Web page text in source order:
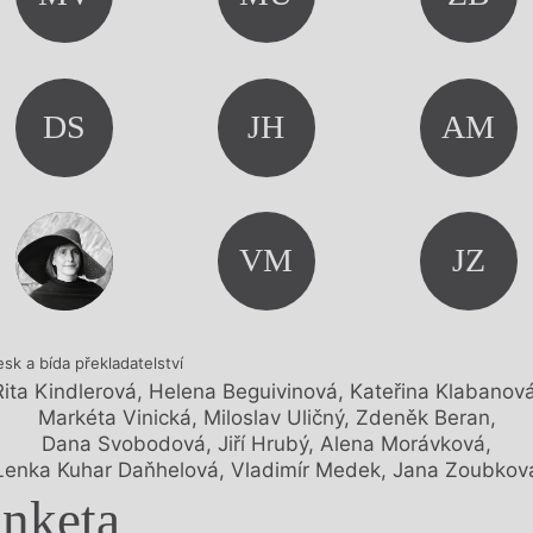
DS JH AM
VM JZ
a bída překladatelství
Kindlerová, Helena Beguivinová, Kateřina
Markéta Vinická, Miloslav Uličný, Zdeněk Beran,
Dana Svobodová, Jiří Hrubý, Alena Morávková,
Kuhar Daňhelová, Vladimír Medek, Jana